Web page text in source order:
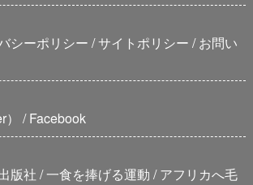
シーポリシー サイトポリシー
お問い
Facebook
版社 一食を捧げる運動
アフリカへ毛